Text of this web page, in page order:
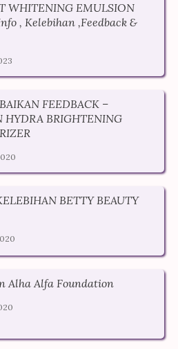
WHITENING EMULSION
, Kelebihan ,Feedback &
FEEDBACK –
HYDRA BRIGHTENING
BETTY BEAUTY
Alha Alfa Foundation